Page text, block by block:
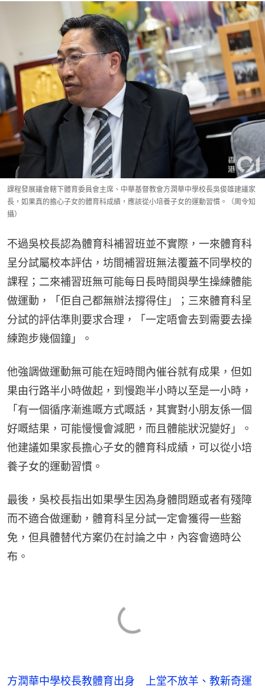
課程發展議會轄下體育委員會主席、中華基督教會方潤華中學校長吳俊雄建議家
長，如果真的擔心子女的體育科成績，應該從小培養子女的運動習慣。（周令知
攝）
不過吳校長認為體育科補習班並不實際，一來體育科
呈分試屬校本評估，坊間補習班無法覆蓋不同學校的
課程；二來補習班無可能每日長時間與學生操練體能
做運動，「佢自己都無辦法撐得住」；三來體育科呈
分試的評估準則要求合理，「一定唔會去到需要去操
練跑步幾個鐘」。
他強調做運動無可能在短時間內催谷就有成果，但如
果由行路半小時做起，到慢跑半小時以至是一小時，
「有一個循序漸進嘅方式嘅話，其實對小朋友係一個
好嘅結果，可能慢慢會減肥，而且體能狀況變好」。
他建議如果家長擔心子女的體育科成績，可以從小培
養子女的運動習慣。
最後，吳校長指出如果學生因為身體問題或者有殘障
而不適合做運動，體育科呈分試一定會獲得一些豁
免，但具體替代方案仍在討論之中，內容會適時公
布。
方潤華中學校長教體育出身 上堂不放羊、教新奇運